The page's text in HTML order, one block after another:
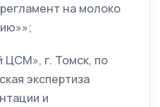
на молоко
ЦСМ», г. Томск, по
экспертиза
и